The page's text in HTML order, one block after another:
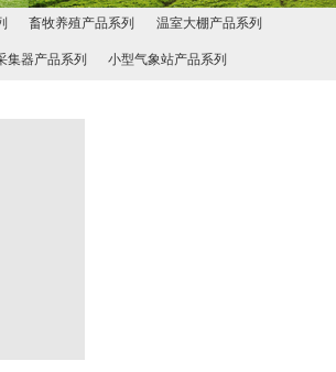
畜牧养殖产品系列 温室大棚产品系列
集器产品系列 小型气象站产品系列